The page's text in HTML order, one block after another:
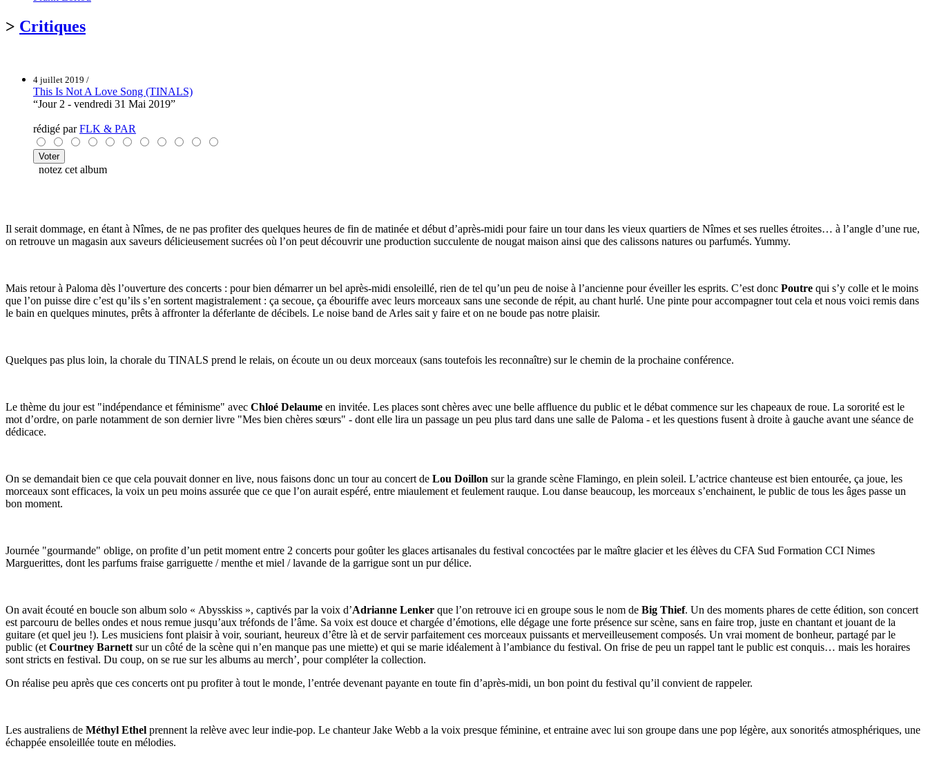
> Critiques
4 juillet 2019 /
This Is Not A Love Song (TINALS)
“Jour 2 - vendredi 31 Mai 2019”
rédigé parFLK & PAR
notez cet album
Il serait dommage, en étant à Nîmes, de ne pas profiter des quelques heures de fin de matinée et début d’après-midi pour faire un tour dans les vieux quartiers de Nîmes et ses ruelles étroites… à l’angle d’une rue,
on retrouve un magasin aux saveurs délicieusement sucrées où l’on peut découvrir une production succulente de nougat maison ainsi que des calissons natures ou parfumés. Yummy.
Mais retour à Paloma dès l’ouverture des concerts : pour bien démarrer un bel après-midi ensoleillé, rien de tel qu’un peu de noise à l’ancienne pour éveiller les esprits. C’est donc Poutre qui s’y colle et le moins
que l’on puisse dire c’est qu’ils s’en sortent magistralement : ça secoue, ça ébouriffe avec leurs morceaux sans une seconde de répit, au chant hurlé. Une pinte pour accompagner tout cela et nous voici remis dans
le bain en quelques minutes, prêts à affronter la déferlante de décibels. Le noise band de Arles sait y faire et on ne boude pas notre plaisir.
Quelques pas plus loin, la chorale du TINALS prend le relais, on écoute un ou deux morceaux (sans toutefois les reconnaître) sur le chemin de la prochaine conférence.
Le thème du jour est "indépendance et féminisme" avec Chloé Delaume en invitée. Les places sont chères avec une belle affluence du public et le débat commence sur les chapeaux de roue. La sororité est le
mot d’ordre, on parle notamment de son dernier livre "Mes bien chères sœurs" - dont elle lira un passage un peu plus tard dans une salle de Paloma - et les questions fusent à droite à gauche avant une séance de
dédicace.
On se demandait bien ce que cela pouvait donner en live, nous faisons donc un tour au concert de Lou Doillon sur la grande scène Flamingo, en plein soleil. L’actrice chanteuse est bien entourée, ça joue, les
morceaux sont efficaces, la voix un peu moins assurée que ce que l’on aurait espéré, entre miaulement et feulement rauque. Lou danse beaucoup, les morceaux s’enchainent, le public de tous les âges passe un
bon moment.
Journée "gourmande" oblige, on profite d’un petit moment entre 2 concerts pour goûter les glaces artisanales du festival concoctées par le maître glacier et les élèves du CFA Sud Formation CCI Nimes
Marguerittes, dont les parfums fraise garriguette / menthe et miel / lavande de la garrigue sont un pur délice.
On avait écouté en boucle son album solo « Abysskiss », captivés par la voix d’Adrianne Lenker que l’on retrouve ici en groupe sous le nom de Big Thief. Un des moments phares de cette édition, son concert
est parcouru de belles ondes et nous remue jusqu’aux tréfonds de l’âme. Sa voix est douce et chargée d’émotions, elle dégage une forte présence sur scène, sans en faire trop, juste en chantant et jouant de la
guitare (et quel jeu !). Les musiciens font plaisir à voir, souriant, heureux d’être là et de servir parfaitement ces morceaux puissants et merveilleusement composés. Un vrai moment de bonheur, partagé par le
public (et Courtney Barnett sur un côté de la scène qui n’en manque pas une miette) et qui se marie idéalement à l’ambiance du festival. On frise de peu un rappel tant le public est conquis… mais les horaires
sont stricts en festival. Du coup, on se rue sur les albums au merch’, pour compléter la collection.
On réalise peu après que ces concerts ont pu profiter à tout le monde, l’entrée devenant payante en toute fin d’après-midi, un bon point du festival qu’il convient de rappeler.
Les australiens de Méthyl Ethel prennent la relève avec leur indie-pop. Le chanteur Jake Webb a la voix presque féminine, et entraine avec lui son groupe dans une pop légère, aux sonorités atmosphériques, une
échappée ensoleillée toute en mélodies.